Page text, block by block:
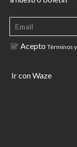
Acepto Términos
Ir con Waze